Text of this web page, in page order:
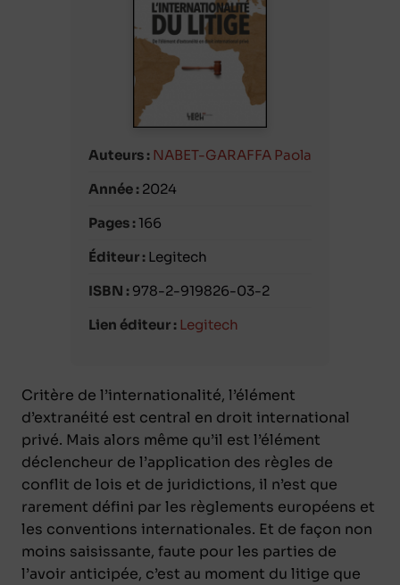
Auteurs : NABET-GARAFFA Paola
Année : 2024
Pages :166
Éditeur : Legitech
ISBN : 978-2-919826-03-2
Lien éditeur : Legitech
Critère de l’internationalité, l’élément
d’extranéité est central en droit international
privé. Mais alors même qu’il est l’élément
déclencheur de l’application des règles de
conflit de lois et de juridictions, il n’est que
rarement défini par les règlements européens et
les conventions internationales. Et de façon non
moins saisissante, faute pour les parties de
l’avoir anticipée, c’est au moment du litige que